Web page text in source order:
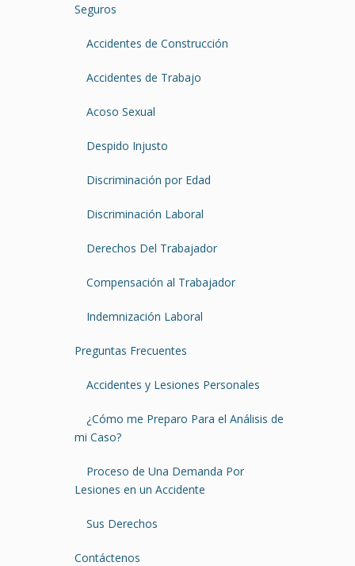
Seguros
Accidentes de Construcción
Accidentes de Trabajo
Acoso Sexual
Despido Injusto
Discriminación por Edad
Discriminación Laboral
Derechos Del Trabajador
Compensación al Trabajador
Indemnización Laboral
Preguntas Frecuentes
Accidentes y Lesiones Personales
¿Cómo me Preparo Para el Análisis de
mi Caso?
Proceso de Una Demanda Por
Lesiones en un Accidente
Sus Derechos
Contáctenos